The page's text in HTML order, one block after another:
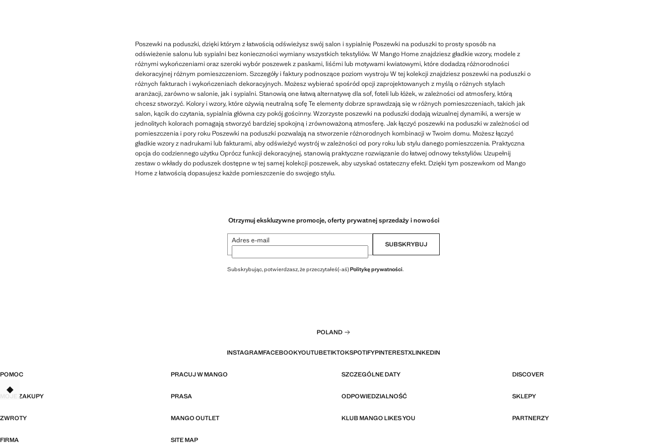
Poszewki na poduszki, dzięki którym z łatwością odświeżysz swój salon i sypialnię Poszewki na poduszki to prosty sposób na
odświeżenie salonu lub sypialni bez konieczności wymiany wszystkich tekstyliów. W Mango Home znajdziesz gładkie wzory, modele z
różnymi wykończeniami oraz szeroki wybór poszewek z paskami, liśćmi lub motywami kwiatowymi, które dodadzą różnorodności
dekoracyjnej różnym pomieszczeniom. Szczegóły i faktury podnoszące poziom wystroju W tej kolekcji znajdziesz poszewki na poduszki o
różnych fakturach i wykończeniach dekoracyjnych. Możesz wybierać spośród opcji zaprojektowanych z myślą o różnych stylach
aranżacji, zarówno w salonie, jak i sypialni. Stanowią one łatwą alternatywę dla sof, foteli lub łóżek, w zależności od atmosfery, którą
chcesz stworzyć. Kolory i wzory, które ożywią neutralną sofę Te elementy dobrze sprawdzają się w różnych pomieszczeniach, takich jak
salon, kącik do czytania, sypialnia główna czy pokój gościnny. Wzorzyste poszewki na poduszki dodają wizualnej dynamiki, a wersje w
jednolitych kolorach pomagają stworzyć bardziej spokojną i zrównoważoną atmosferę. Jak łączyć poszewki na poduszki w zależności od
pomieszczenia i pory roku Poszewki na poduszki pozwalają na stworzenie różnorodnych kombinacji w Twoim domu. Możesz łączyć
gładkie wzory z nadrukami lub fakturami, aby odświeżyć wystrój w zależności od pory roku lub stylu danego pomieszczenia. Praktyczna
opcja do codziennego użytku Oprócz funkcji dekoracyjnej, stanowią praktyczne rozwiązanie do łatwej odnowy tekstyliów. Uzupełnij
zestaw o wkłady do poduszek dostępne w tej samej kolekcji poszewek, aby uzyskać ostateczny efekt. Dzięki tym poszewkom od Mango
Home z łatwością dopasujesz każde pomieszczenie do swojego stylu.
Otrzymuj ekskluzywne promocje, oferty prywatnej sprzedaży i nowości
Adres e-mail SUBSKRYBUJ
Subskrybując, potwierdzasz, że przeczytałeś(-aś)Politykę prywatności.
POLAND
INSTAGRAMFACEBOOKYOUTUBETIKTOKSPOTIFYPINTERESTXLINKEDIN
POMOC PRACUJ W MANGO SZCZEGÓLNE DATY DISCOVER
MOJE ZAKUPY PRASA ODPOWIEDZIALNOŚĆ SKLEPY
ZWROTY MANGO OUTLET KLUB MANGO LIKES YOU PARTNERZY
FIRMA SITE MAP